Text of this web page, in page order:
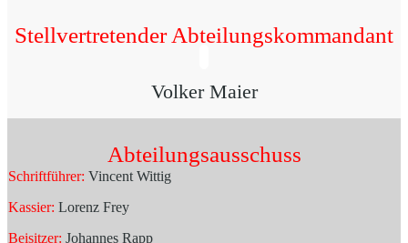
Stellvertretender Abteilungskommandant
Volker Maier
Abteilungsausschuss
Schriftführer: Vincent Wittig
Kassier: Lorenz Frey
Beisitzer: Johannes Rapp